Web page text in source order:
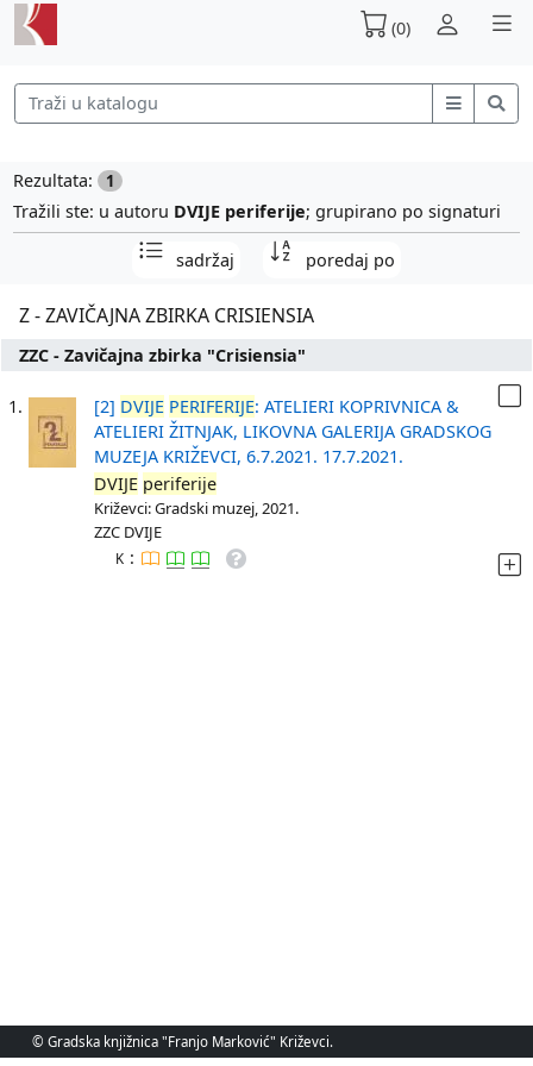
(0)
Rezultata: 1
Tražili ste: u autoru DVIJE periferije; grupirano po signaturi
sadržaj poredaj po
Z - ZAVIČAJNA ZBIRKA CRISIENSIA
ZZC - Zavičajna zbirka "Crisiensia"
1. [2] DVIJE PERIFERIJE: ATELIERI KOPRIVNICA &
ATELIERI ŽITNJAK, LIKOVNA GALERIJA GRADSKOG
MUZEJA KRIŽEVCI, 6.7.2021. 17.7.2021.
DVIJE periferije
Križevci: Gradski muzej, 2021.
ZZC DVIJE
K :
© Gradska knjižnica "Franjo Marković" Križevci.